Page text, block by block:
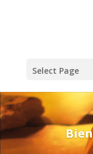
Select Page